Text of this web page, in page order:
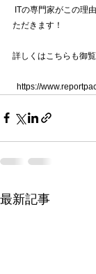
ただきます！
詳しくはこちらも御覧
https://
最新記事